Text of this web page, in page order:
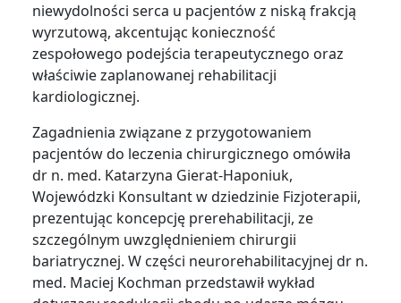
niewydolności serca u pacjentów z niską frakcją
wyrzutową, akcentując konieczność
zespołowego podejścia terapeutycznego oraz
właściwie zaplanowanej rehabilitacji
kardiologicznej.
Zagadnienia związane z przygotowaniem
pacjentów do leczenia chirurgicznego omówiła
dr n. med. Katarzyna Gierat-Haponiuk,
Wojewódzki Konsultant w dziedzinie Fizjoterapii,
prezentując koncepcję prerehabilitacji, ze
szczególnym uwzględnieniem chirurgii
bariatrycznej. W części neurorehabilitacyjnej dr n.
med. Maciej Kochman przedstawił wykład